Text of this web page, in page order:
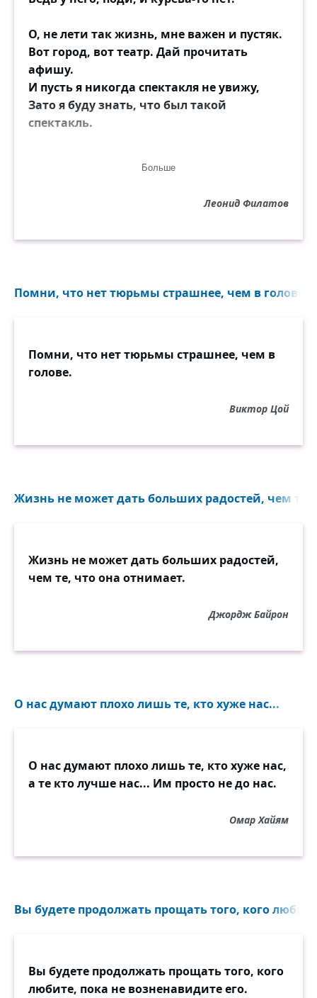
О, не лети так жизнь, мне важен и пустяк.
Вот город, вот театр. Дай прочитать
афишу.
И пусть я никогда спектакля не увижу,
Зато я буду знать, что был такой
спектакль.
Мне нужно этот мир как следует
А если повезёт, то даже и заполнить,
собой.
задержись.
Пусть будет всё — тюрьма, болезнь,
несчастный случай,
Больше
Леонид Филатов
Помни, что нет тюрьмы страшнее, чем в голове...
Помни, что нет тюрьмы страшнее, чем в
голове.
Виктор Цой
Жизнь не может дать больших радостей, чем те,
Жизнь не может дать больших радостей,
чем те, что она отнимает.
Джордж Байрон
О нас думают плохо лишь те, кто хуже нас...
О нас думают плохо лишь те, кто хуже нас,
а те кто лучше нас... Им просто не до нас.
Омар Хайям
Вы будете продолжать прощать того, кого
Вы будете продолжать прощать того, кого
любите, пока не возненавидите его.